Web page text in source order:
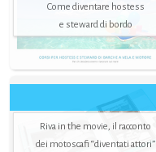
Come diventare hostess
e steward di bordo
Riva in the movie, il racconto
dei motoscafi “diventati attori”